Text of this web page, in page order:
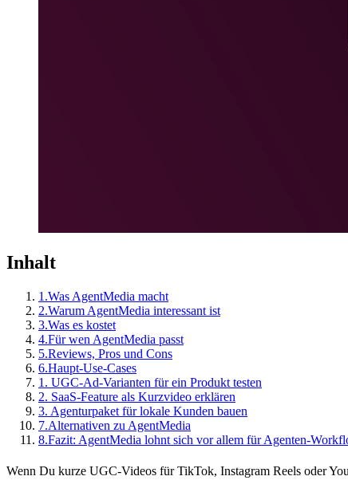
Inhalt
1.Was AgentMedia macht
2.Warum AgentMedia interessant ist
3.Was es kostet
4.Für wen AgentMedia passt
5.Reviews, Pros und Cons
6.Haupt-Use-Cases
1. UGC-Ad-Varianten für ein Produkt testen
2. SaaS-Feature als Kurzvideo erklären
3. Agenturpaket für lokale Kunden bauen
7.Alternativen zu AgentMedia
8.Fazit: AgentMedia lohnt sich vor allem für Agenten-
Wenn Du kurze UGC-Videos für TikTok, Instagram Reels oder